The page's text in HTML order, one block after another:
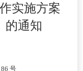
实施方案
的通知
号